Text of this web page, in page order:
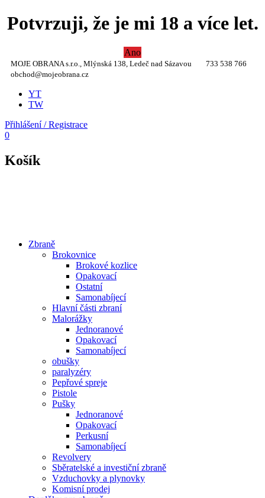
Potvrzuji, že je mi 18 a více let.
Ano
MOJE OBRANA s.r.o., Mlýnská 138, Ledeč nad Sázavou
733 538 766
obchod@mojeobrana.cz
YT
TW
Přihlášení / Registrace
0
Košík
Zbraně
Brokovnice
Brokové kozlice
Opakovací
Ostatní
Samonabíjecí
Hlavní části zbraní
Malorážky
Jednoranové
Opakovací
Samonabíjecí
obušky
paralyzéry
Pepřové spreje
Pistole
Pušky
Jednoranové
Opakovací
Perkusní
Samonabíjecí
Revolvery
Sběratelské a investiční zbraně
Vzduchovky a plynovky
Komisní prodej